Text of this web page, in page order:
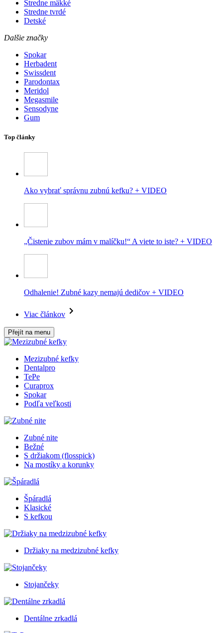
Stredne mäkké
Stredne tvrdé
Detské
Dalšie značky
Spokar
Herbadent
Swissdent
Parodontax
Meridol
Megasmile
Sensodyne
Gum
Top články
Ako vybrať správnu zubnú kefku? + VIDEO
„Čistenie zubov mám v malíčku!“ A viete to iste? + VIDEO
Odhalenie! Zubné kazy nemajú dedičov + VIDEO
Viac článkov
Přejít na menu
Mezizubné kefky
Dentalpro
TePe
Curaprox
Spokar
Podľa veľkosti
Zubné nite
Bežné
S držiakom (flosspick)
Na mostíky a korunky
Špáradlá
Klasické
S kefkou
Držiaky na medzizubné kefky
Stojančeky
Dentálne zrkadlá